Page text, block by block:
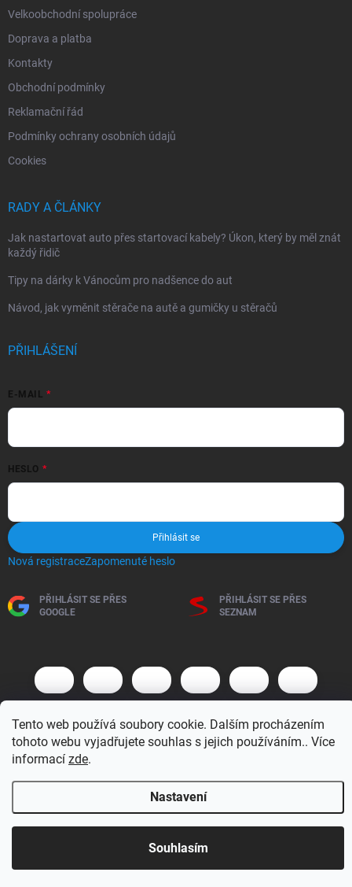
Tento web používá soubory cookie. Dalším procházením
tohoto webu vyjadřujete souhlas s jejich používáním.. Více
informací zde.
Nastavení
Souhlasím
Otevírací doba 7:30 - 16:00 hod
Velkoobchodní spolupráce
Doprava a platba
Kontakty
Obchodní podmínky
Reklamační řád
Podmínky ochrany osobních údajů
Cookies
RADY A ČLÁNKY
Jak nastartovat auto přes startovací kabely? Úkon, který by měl znát
každý řidič
Tipy na dárky k Vánocům pro nadšence do aut
Návod, jak vyměnit stěrače na autě a gumičky u stěračů
PŘIHLÁŠENÍ
E-MAIL
HESLO
Přihlásit se
Nová registraceZapomenuté heslo
PŘIHLÁSIT SE PŘES
GOOGLE
PŘIHLÁSIT SE PŘES
SEZNAM
Vytvořil Shoptet